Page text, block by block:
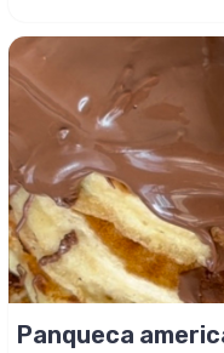
Panqueca